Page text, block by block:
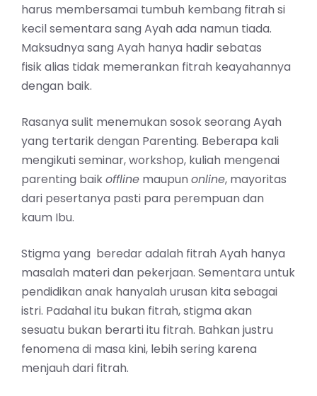
harus membersamai tumbuh kembang fitrah si
kecil sementara sang Ayah ada namun tiada.
Maksudnya sang Ayah hanya hadir sebatas
fisik alias tidak memerankan fitrah keayahannya
dengan baik.
Rasanya sulit menemukan sosok seorang Ayah
yang tertarik dengan Parenting. Beberapa kali
mengikuti seminar, workshop, kuliah mengenai
parenting baikoffline maupun online, mayoritas
dari pesertanya pasti para perempuan dan
kaum Ibu.
Stigma yang beredar adalah fitrah Ayah hanya
masalah materi dan pekerjaan. Sementara untuk
pendidikan anak hanyalah urusan kita sebagai
istri. Padahal itu bukan fitrah, stigma akan
sesuatu bukan berarti itu fitrah. Bahkan justru
fenomena di masa kini, lebih sering karena
menjauh dari fitrah.